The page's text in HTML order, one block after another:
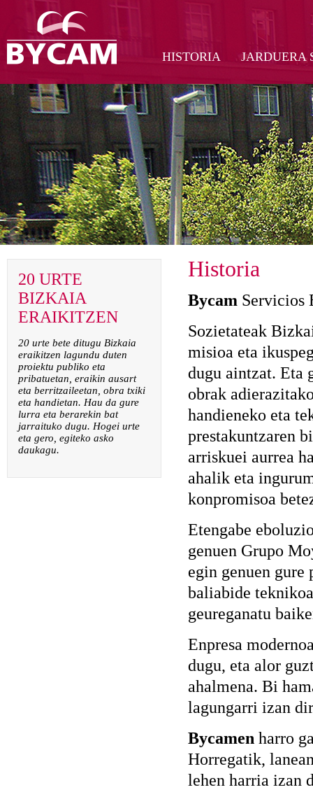
HISTORIA JARDUERA
20 URTE
BIZKAIA
ERAIKITZEN
20 urte bete ditugu Bizkaia
eraikitzen lagundu duten
proiektu publiko eta
pribatuetan, eraikin ausart
eta berritzaileetan, obra txiki
eta handietan. Hau da gure
lurra eta berarekin bat
jarraituko dugu. Hogei urte
eta gero, egiteko asko
daukagu.
Historia
Bycam Servicios
Sozietateak
misioa eta
dugu aintzat. Eta
obrak
handieneko eta
prestakuntzaren
arriskuei aurrea
ahalik eta
konpromisoa
Etengabe
genuen Grupo
egin genuen gure
baliabide
geureganatu
Enpresa
dugu, eta alor
ahalmena. Bi
lagungarri izan
Bycamenharro
Horregatik,
lehen harria izan